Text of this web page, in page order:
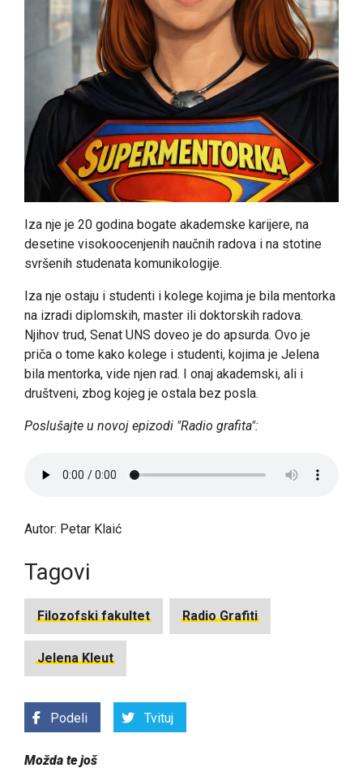
Iza nje je 20 godina bogate akademske karijere, na
desetine visokoocenjenih naučnih radova i na stotine
svršenih studenata komunikologije.
Iza nje ostaju i studenti i kolege kojima je bila mentorka
na izradi diplomskih, master ili doktorskih radova.
Njihov trud, Senat UNS doveo je do apsurda. Ovo je
priča o tome kako kolege i studenti, kojima je Jelena
bila mentorka, vide njen rad. I onaj akademski, ali i
društveni, zbog kojeg je ostala bez posla.
Poslušajte u novoj epizodi "Radio grafita":
Autor: Petar Klaić
Tagovi
Filozofski fakultet Radio Grafiti
Jelena Kleut
Podeli Tvituj
Možda te još